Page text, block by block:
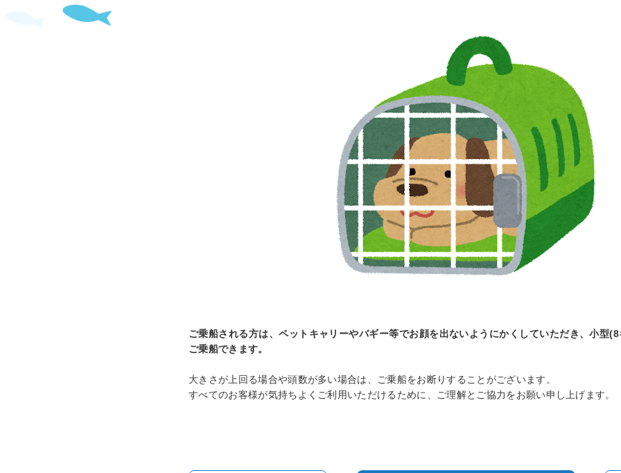
ご乗船される方は、ペットキャリーやバギー等でお顔を出ないようにかくしていただき、小型
ご乗船できます。
大きさが上回る場合や頭数が多い場合は、ご乗船をお断りすることがございます。
すべてのお客様が気持ちよくご利用いただけるために、ご理解とご協力をお願い申し上げます。